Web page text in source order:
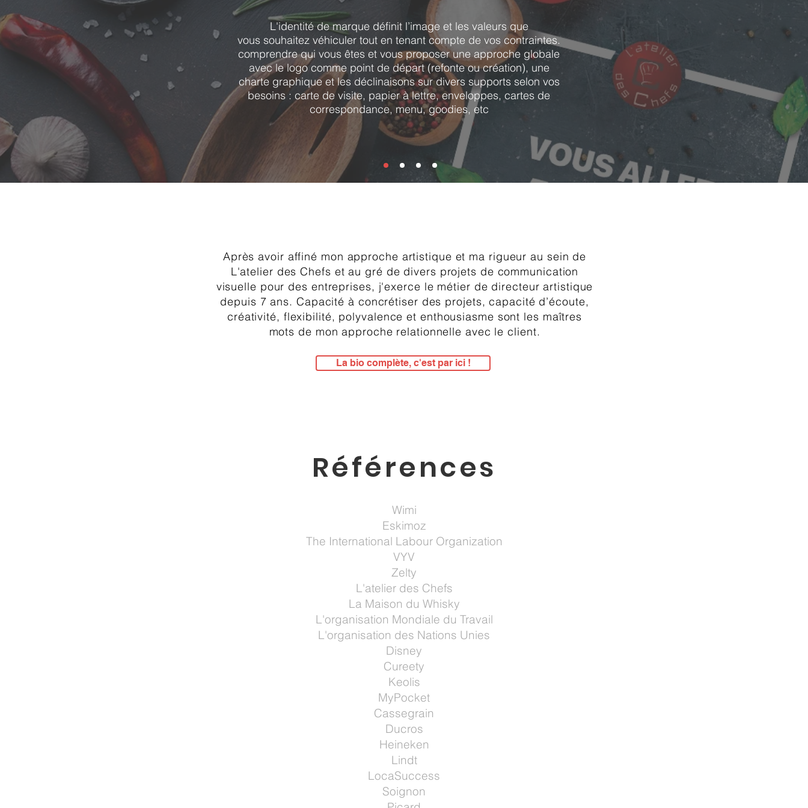
L'identité de marque définit l’image et les valeurs que
vous souhaitez véhiculer tout en tenant compte de vos contraintes.
comprendre qui vous êtes et vous proposer une approche globale
avec le logo comme point de départ (refonte ou création), une
charte graphique et les déclinaisons sur divers supports selon vos
besoins : carte de visite, papier à lettre, enveloppes, cartes de
correspondance, menu, goodies, etc
Après avoir affiné mon approche artistique et ma rigueur au sein de
L'atelier des Chefs et au gré de divers projets de communication
visuelle pour des entreprises, j'exerce le métier de directeur artistique
depuis 7 ans. Capacité à concrétiser des projets, capacité d’écoute,
créativité, flexibilité, polyvalence et enthousiasme sont les maîtres
mots de mon approche relationnelle avec le client.
La bio complète, c'est par ici !
Références
Wimi
Eskimoz
The International Labour Organization
VYV
Zelty
L'atelier des Chefs
La Maison du Whisky
L'organisation Mondiale du Travail
L'organisation des Nations Unies
Disney
Cureety
Keolis
MyPocket
Cassegrain
Ducros
Heineken
Lindt
LocaSuccess
Soignon